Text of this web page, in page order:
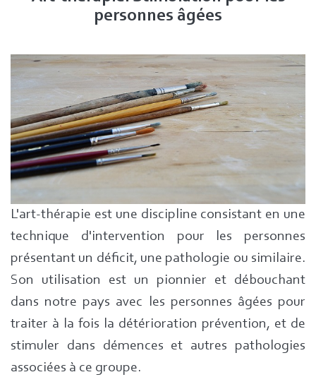
personnes âgées
L'art-thérapie est une discipline consistant en une
technique d'intervention pour les personnes
présentant un déficit, une pathologie ou similaire.
Son utilisation est un pionnier et débouchant
dans notre pays avec les personnes âgées pour
traiter à la fois la détérioration prévention, et de
stimuler dans démences et autres pathologies
associées à ce groupe.